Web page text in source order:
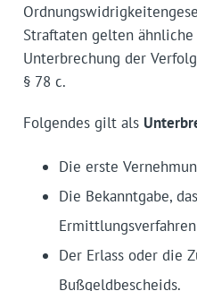
Straftaten gelten ähnliche
Unterbrechung der
§ 78 c.
Folgendes gilt als
Die erste
Die Bekanntgabe,
Der Erlass oder die
Bußgeldbescheids.